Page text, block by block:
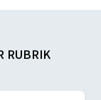
RUBRIK